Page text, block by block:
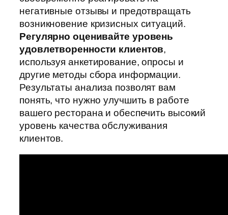
негативные отзывы и предотвращать
возникновение кризисных ситуаций.
Регулярно оценивайте уровень
удовлетворенности клиентов,
используя анкетирование, опросы и
другие методы сбора информации.
Результаты анализа позволят вам
понять, что нужно улучшить в работе
вашего ресторана и обеспечить высокий
уровень качества обслуживания
клиентов.